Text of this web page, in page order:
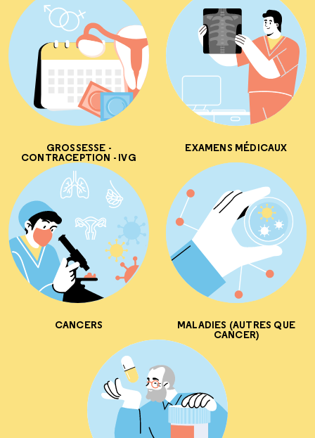
GROSSESSE -
CONTRACEPTION - IVG
EXAMENS MÉDICAUX
CANCERS MALADIES (AUTRES QUE
CANCER)